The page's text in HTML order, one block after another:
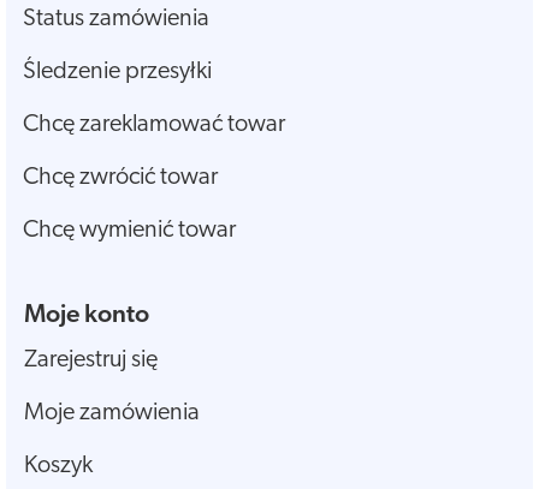
Status zamówienia
Śledzenie przesyłki
Chcę zareklamować towar
Chcę zwrócić towar
Chcę wymienić towar
Moje konto
Zarejestruj się
Moje zamówienia
Koszyk